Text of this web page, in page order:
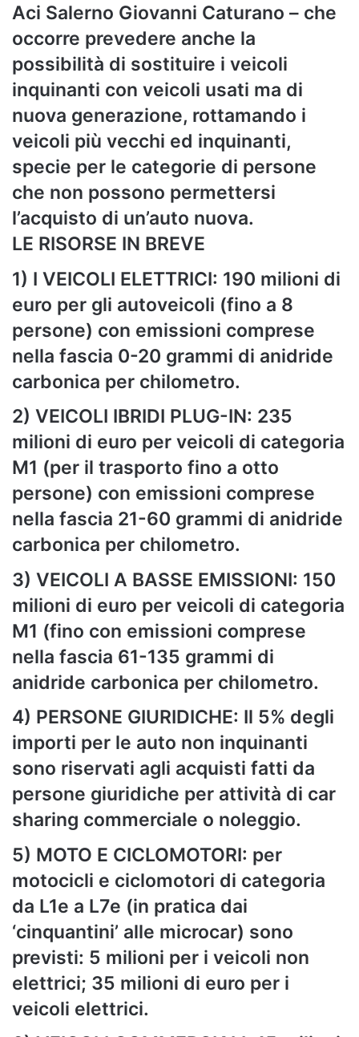
Aci Salerno Giovanni Caturano – che
occorre prevedere anche la
possibilità di sostituire i veicoli
inquinanti con veicoli usati ma di
nuova generazione, rottamando i
veicoli più vecchi ed inquinanti,
specie per le categorie di persone
che non possono permettersi
l’acquisto di un’auto nuova.
LE RISORSE IN BREVE
1) I VEICOLI ELETTRICI: 190 milioni di
euro per gli autoveicoli (fino a 8
persone) con emissioni comprese
nella fascia 0-20 grammi di anidride
carbonica per chilometro.
2) VEICOLI IBRIDI PLUG-IN: 235
milioni di euro per veicoli di categoria
M1 (per il trasporto fino a otto
persone) con emissioni comprese
nella fascia 21-60 grammi di anidride
carbonica per chilometro.
3) VEICOLI A BASSE EMISSIONI: 150
milioni di euro per veicoli di categoria
M1 (fino con emissioni comprese
nella fascia 61-135 grammi di
anidride carbonica per chilometro.
4) PERSONE GIURIDICHE: Il 5% degli
importi per le auto non inquinanti
sono riservati agli acquisti fatti da
persone giuridiche per attività di car
sharing commerciale o noleggio.
5) MOTO E CICLOMOTORI: per
motocicli e ciclomotori di categoria
da L1e a L7e (in pratica dai
‘cinquantini’ alle microcar) sono
previsti: 5 milioni per i veicoli non
elettrici; 35 milioni di euro per i
veicoli elettrici.